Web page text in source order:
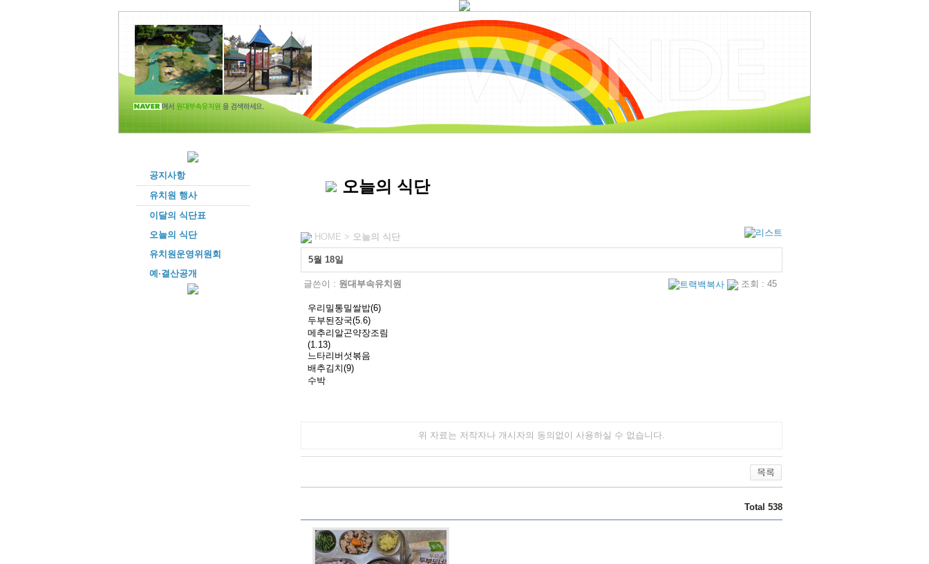
공지사항
유치원 행사
이달의 식단표
오늘의 식단
유치원운영위원회
예·결산공개
오늘의 식단
HOME > 오늘의 식단
5월 18일
글쓴이 : 원대부속유치원 조회 : 45
우리밀통밀쌀밥(6)
두부된장국(5.6)
메추리알곤약장조림
(1.13)
느타리버섯볶음
배추김치(9)
수박
위 자료는 저작자나 개시자의 동의없이 사용하실 수 없습니다.
Total 538